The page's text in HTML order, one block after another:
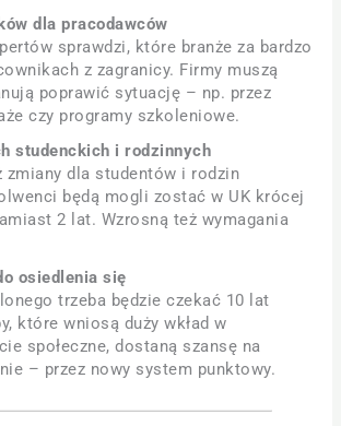
dla pracodawców
sprawdzi, które branże za bardzo
z zagranicy. Firmy muszą
poprawić sytuację – np. przez
czy programy szkoleniowe.
studenckich i rodzinnych
zmiany dla studentów i rodzin
będą mogli zostać w UK krócej
2 lat. Wzrosną też wymagania
osiedlenia się
trzeba będzie czekać 10 lat
które wniosą duży wkład w
społeczne, dostaną szansę na
– przez nowy system punktowy.